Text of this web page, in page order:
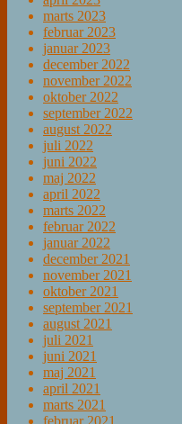
marts 2023
februar 2023
januar 2023
december 2022
november 2022
oktober 2022
september 2022
august 2022
juli 2022
juni 2022
maj 2022
april 2022
marts 2022
februar 2022
januar 2022
december 2021
november 2021
oktober 2021
september 2021
august 2021
juli 2021
juni 2021
maj 2021
april 2021
marts 2021
februar 2021